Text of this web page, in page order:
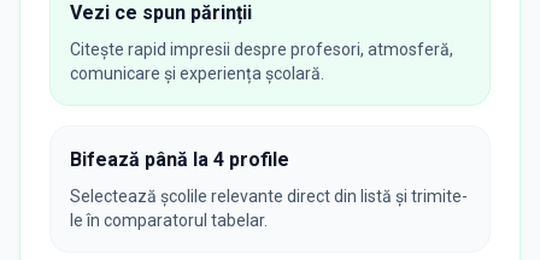
Vezi ce spun părinții
Citește rapid impresii despre profesori, atmosferă,
comunicare și experiența școlară.
Bifează până la 4 profile
Selectează școlile relevante direct din listă și trimite-
le în comparatorul tabelar.